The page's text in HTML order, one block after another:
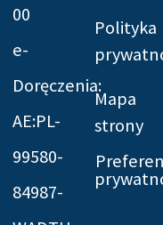
00
e-
Doręczenia:
AE:PL-
99580-
84987-
Polityka
Mapa
strony